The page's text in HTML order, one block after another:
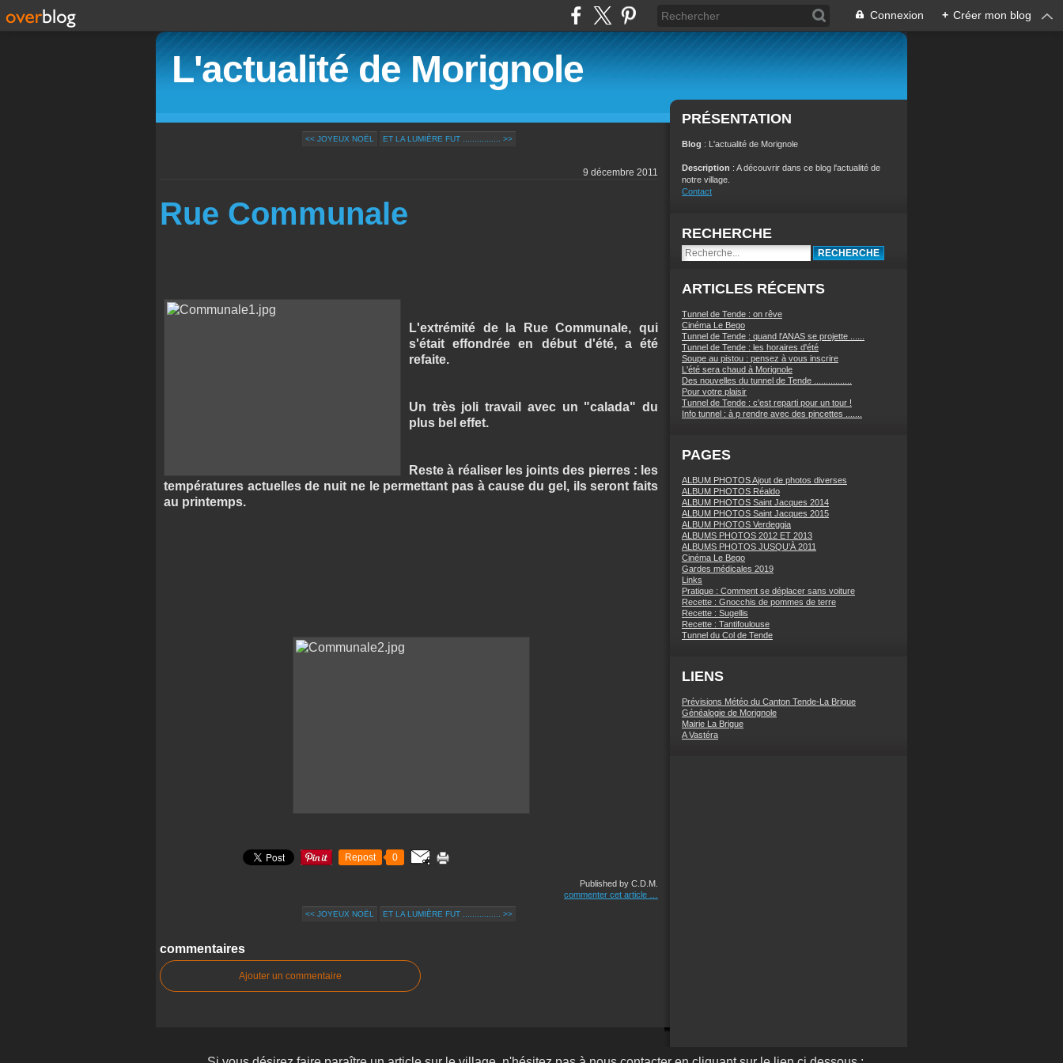
Connexion + Créer mon blog
L'actualité de Morignole
<< JOYEUX NOËL ET LA LUMIÈRE FUT ................ >>
9 décembre 2011
Rue Communale
L'extrémité de la Rue Communale, qui
s'était effondrée en début d'été, a été
refaite.
Un très joli travail avec un "calada" du
plus bel effet.
Reste à réaliser les joints des pierres : les
températures actuelles de nuit ne le permettant pas à cause du gel, ils seront faits
au printemps.
Repost 0
Published by C.D.M.
commenter cet article
<< JOYEUX NOËL ET LA LUMIÈRE FUT ................ >>
commentaires
Ajouter un commentaire
PRÉSENTATION
Blog : L'actualité de Morignole
Description : A découvrir dans ce blog l'actualité de
notre village.
Contact
RECHERCHE
ARTICLES RÉCENTS
Tunnel de Tende : on rêve
Cinéma Le Bego
Tunnel de Tende : quand l'ANAS se projette ......
Tunnel de Tende : les horaires d'été
Soupe au pistou : pensez à vous inscrire
L'été sera chaud à Morignole
Des nouvelles du tunnel de Tende ................
Pour votre plaisir
Tunnel de Tende : c'est reparti pour un tour !
Info tunnel : à p rendre avec des pincettes .......
PAGES
ALBUM PHOTOS Ajout de photos diverses
ALBUM PHOTOS Réaldo
ALBUM PHOTOS Saint Jacques 2014
ALBUM PHOTOS Saint Jacques 2015
ALBUM PHOTOS Verdeggia
ALBUMS PHOTOS 2012 ET 2013
ALBUMS PHOTOS JUSQU’À 2011
Cinéma Le Bego
Gardes médicales 2019
Links
Pratique : Comment se déplacer sans voiture
Recette : Gnocchis de pommes de terre
Recette : Sugellis
Recette : Tantifoulouse
Tunnel du Col de Tende
LIENS
Prévisions Météo du Canton Tende-La Brigue
Généalogie de Morignole
Mairie La Brigue
A Vastéra